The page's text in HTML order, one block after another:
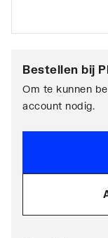
Bestellen bij
Om te kunnen
account nodig.